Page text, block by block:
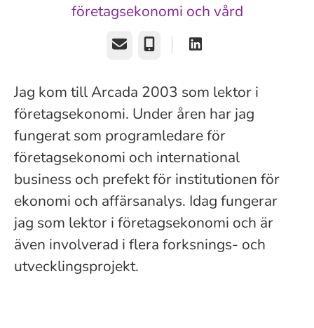
företagsekonomi och vård
E-post Telefon
Jag kom till Arcada 2003 som lektor i
företagsekonomi. Under åren har jag
fungerat som programledare för
företagsekonomi och international
business och prefekt för institutionen för
ekonomi och affärsanalys. Idag fungerar
jag som lektor i företagsekonomi och är
även involverad i flera forksnings- och
utvecklingsprojekt.